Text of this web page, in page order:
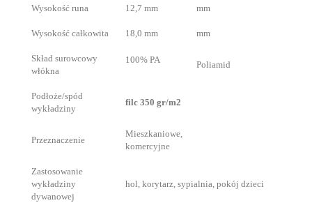
Wysokość runa 12,7 mm mm
Wysokość całkowita 18,0 mm mm
Skład surowcowy
włókna
100% PA Poliamid
Podłoże/spód
wykładziny
filc 350 gr/m2
Przeznaczenie
Mieszkaniowe,
komercyjne
Zastosowanie
wykładziny
dywanowej
hol, korytarz, sypialnia, pokój dzieci